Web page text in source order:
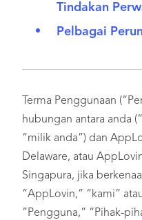
Tindakan
Pelbagai
Terma Penggunaan
hubungan antara anda
“milik anda”) dan
Delaware, atau
Singapura, jika
“AppLovin,” “kami”
“Pengguna,” “Pihak-